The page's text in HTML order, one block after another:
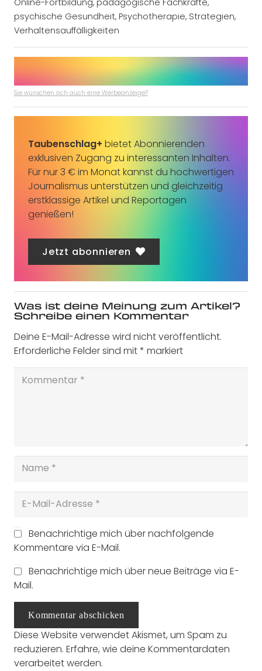
psychische Gesundheit, Psychotherapie, Strategien,
Verhaltensauffälligkeiten
Sie wünschen sich auch eine Werbeanzeige?
Taubenschlag+ bietet Abonnierenden
exklusiven Zugang zu interessanten Inhalten.
Für nur 3 € im Monat kannst du hochwertigen
Journalismus unterstützen und gleichzeitig
erstklassige Artikel und Reportagen
genießen!
Jetzt abonnieren
Was ist deine Meinung zum Artikel?
Schreibe einen Kommentar
Deine E-Mail-Adresse wird nicht veröffentlicht.
Erforderliche Felder sind mit* markiert
Benachrichtige mich über nachfolgende
Kommentare via E-Mail.
Benachrichtige mich über neue Beiträge via E-
Mail.
Kommentar abschicken
Diese Website verwendet Akismet, um Spam zu
reduzieren. Erfahre, wie deine Kommentardaten
verarbeitet werden.